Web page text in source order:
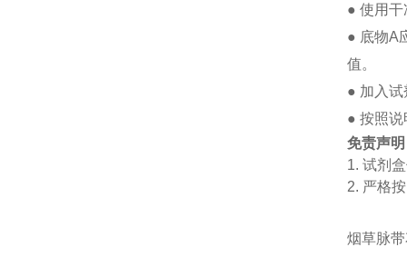
● 使用干
● 底物A
值。
● 加入
● 按照说
免责声明
1. 试剂
2. 严格
烟草脉